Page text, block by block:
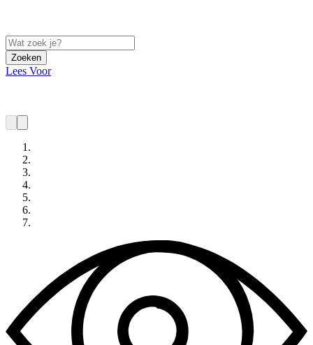
Zoeken
Lees Voor